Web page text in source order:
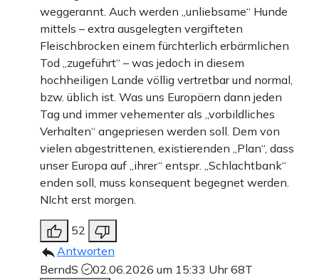
weggerannt. Auch werden „unliebsame“ Hunde
mittels – extra ausgelegten vergifteten
Fleischbrocken einem fürchterlich erbärmlichen
Tod „zugeführt“ – was jedoch in diesem
hochheiligen Lande völlig vertretbar und normal,
bzw. üblich ist. Was uns Europäern dann jeden
Tag und immer vehementer als „vorbildliches
Verhalten“ angepriesen werden soll. Dem von
vielen abgestrittenen, existierenden „Plan“, dass
unser Europa auf „ihrer“ entspr. „Schlachtbank“
enden soll, muss konsequent begegnet werden.
NIcht erst morgen.
52
Antworten
BerndS
02.06.2026 um 15:33 Uhr68T